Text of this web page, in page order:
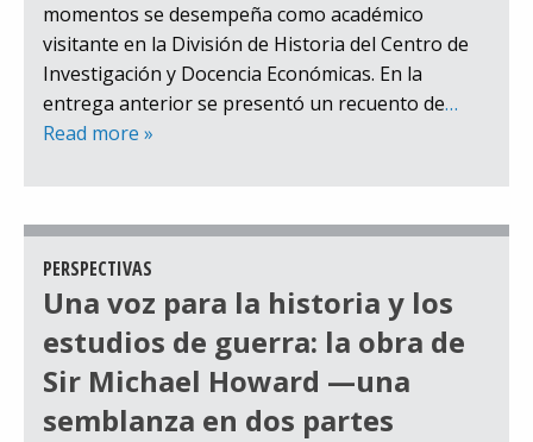
momentos se desempeña como académico
visitante en la División de Historia del Centro de
Investigación y Docencia Económicas. En la
entrega anterior se presentó un recuento de…
Read more »
PERSPECTIVAS
Una voz para la historia y los
estudios de guerra: la obra de
Sir Michael Howard —una
semblanza en dos partes